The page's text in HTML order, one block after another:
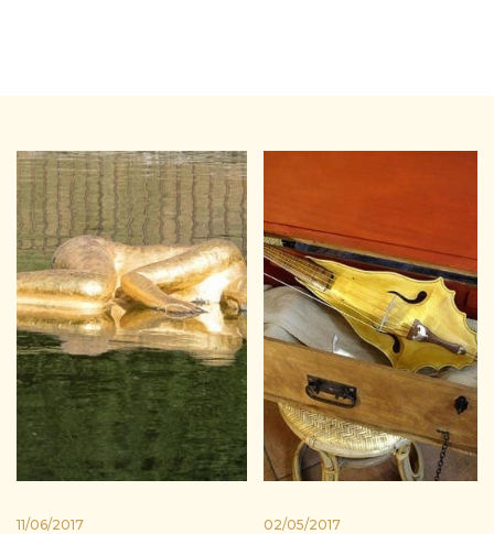
11/06/2017 02/05/2017